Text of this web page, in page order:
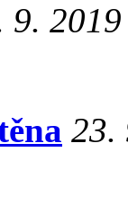
9. 2019
23.